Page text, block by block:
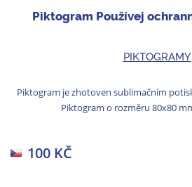
Piktogram Používej
PIKTOGRAMY
Piktogram je zhotoven sublimačním
Piktogram o rozměru 80x80
100 KČ